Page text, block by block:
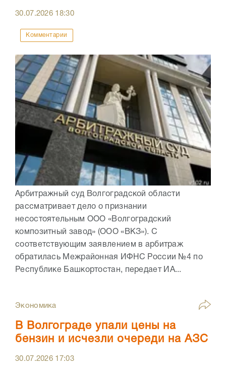
30.07.2026 18:30
Комментарии
Арбитражный суд Волгоградской области
рассматривает дело о признании
несостоятельным ООО «Волгоградский
композитный завод» (ООО «ВКЗ»). С
соответствующим заявлением в арбитраж
обратилась Межрайонная ИФНС России №4 по
Республике Башкортостан, передает ИА...
Экономика
В Волгограде упали цены на
бензин и исчезли очереди на АЗС
30.07.2026 17:03